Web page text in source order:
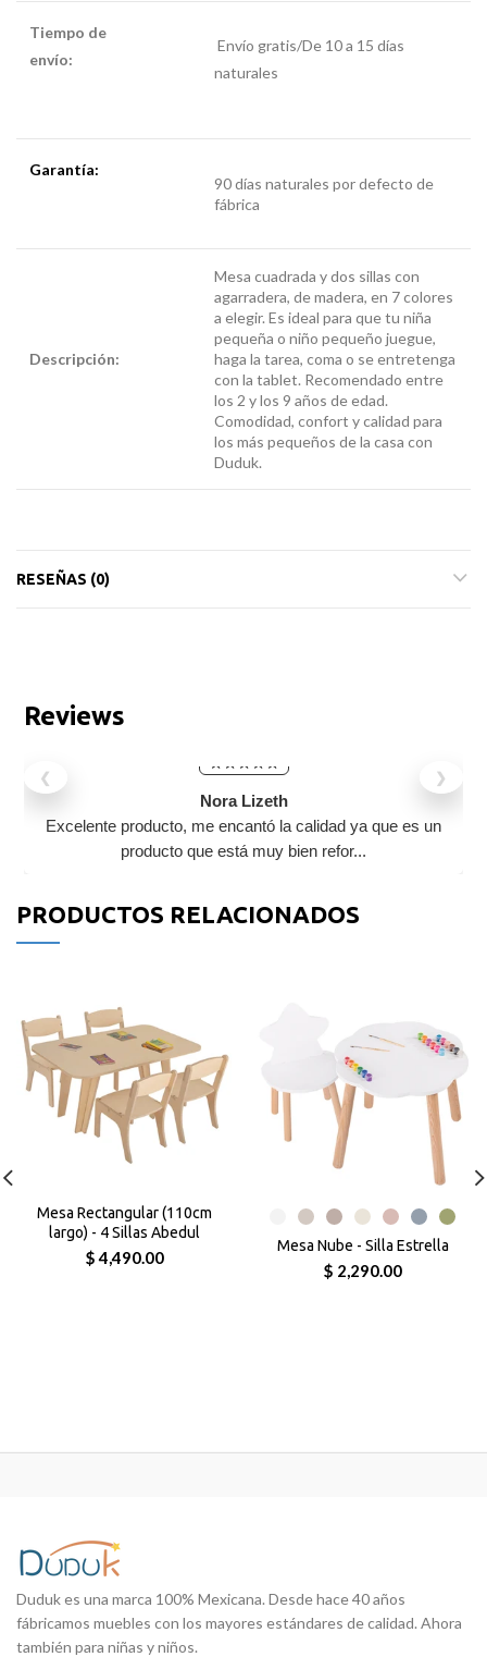
Tiempo de
envío:
Envío gratis/De 10 a 15 días
naturales
Garantía:
90 días naturales por defecto de
fábrica
Descripción:
Mesa cuadrada y dos sillas con
agarradera, de madera, en 7 colores
a elegir. Es ideal para que tu niña
pequeña o niño pequeño juegue,
haga la tarea, coma o se entretenga
con la tablet. Recomendado entre
los 2 y los 9 años de edad.
Comodidad, confort y calidad para
los más pequeños de la casa con
Duduk.
RESEÑAS (0)
Reviews
❮ ❯
Nora Lizeth
Excelente producto, me encantó la calidad ya que es un
producto que está muy bien refor...
PRODUCTOS RELACIONADOS
Mesa Rectangular (110cm
largo) - 4 Sillas Abedul
$ 4,490.00
Mesa Nube - Silla Estrella
$ 2,290.00
Duduk es una marca 100% Mexicana. Desde hace 40 años
fábricamos muebles con los mayores estándares de calidad. Ahora
también para niñas y niños.